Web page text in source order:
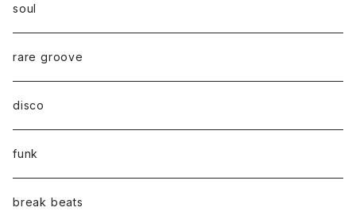
soul
rare groove
disco
funk
break beats